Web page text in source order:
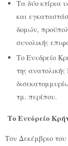
Τα δύο κτίρια
και
δομών,
συνολικής
Το Ενυδρείο
της
τμ. περίπου.
Το Ενυδρείο
Τον Δεκέμβριο του